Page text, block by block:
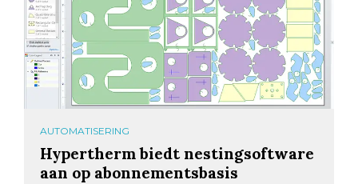
AUTOMATISERING
Hypertherm biedt nestingsoftware
aan op abonnementsbasis